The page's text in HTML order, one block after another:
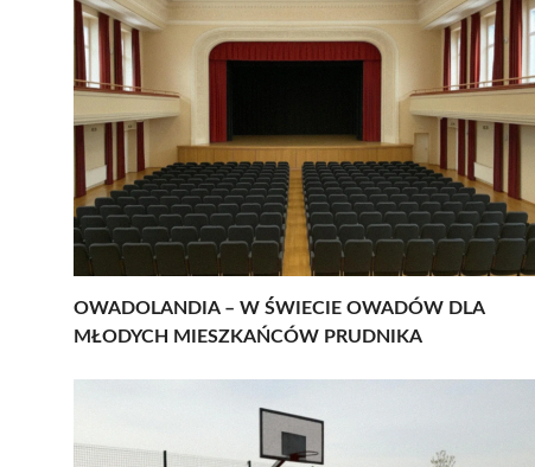
OWADOLANDIA – W ŚWIECIE OWADÓW DLA
MŁODYCH MIESZKAŃCÓW PRUDNIKA